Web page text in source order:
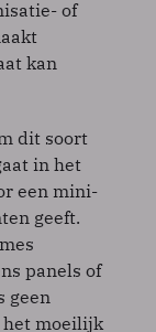
of
kan
dit soort
in het
een mini-
geeft.
panels of
geen
het moeilijk